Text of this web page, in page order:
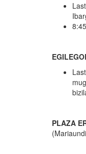
PLAZA